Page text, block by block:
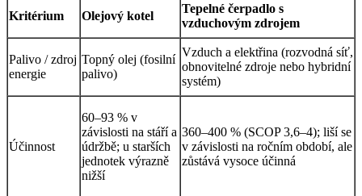
Kritérium Olejový kotel
Tepelné čerpadlo s
vzduchovým zdrojem
Palivo / zdroj
energie
Topný olej (fosilní
palivo)
Vzduch a elektřina (rozvodná síť,
obnovitelné zdroje nebo hybridní
systém)
Účinnost
60–93 % v
závislosti na stáří a
údržbě; u starších
jednotek výrazně
nižší
360–400 % (SCOP 3,6–4); liší se
v závislosti na ročním období, ale
zůstává vysoce účinná